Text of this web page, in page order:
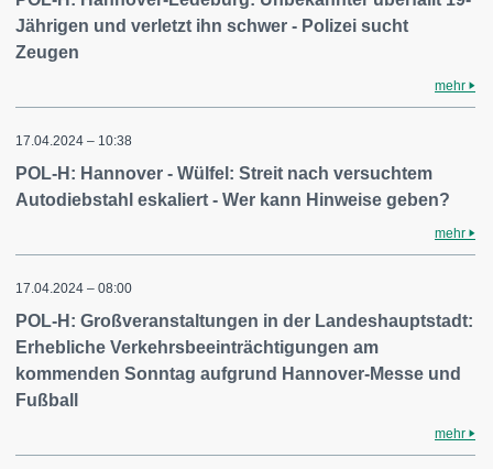
Jährigen und verletzt ihn schwer - Polizei sucht
Zeugen
mehr
17.04.2024 – 10:38
POL-H: Hannover - Wülfel: Streit nach versuchtem
Autodiebstahl eskaliert - Wer kann Hinweise geben?
mehr
17.04.2024 – 08:00
POL-H: Großveranstaltungen in der Landeshauptstadt:
Erhebliche Verkehrsbeeinträchtigungen am
kommenden Sonntag aufgrund Hannover-Messe und
Fußball
mehr